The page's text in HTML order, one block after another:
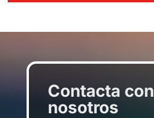
Contacta con
nosotros